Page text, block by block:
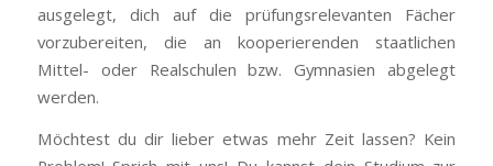
ausgelegt, dich auf die prüfungsrelevanten Fächer
vorzubereiten, die an kooperierenden staatlichen
Mittel- oder Realschulen bzw. Gymnasien abgelegt
werden.
Möchtest du dir lieber etwas mehr Zeit lassen? Kein